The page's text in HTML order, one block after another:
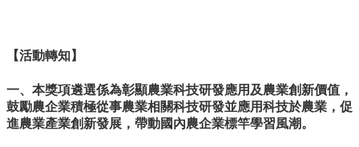
於
們
進
駐
【活動轉知】
一、本獎項遴選係為彰顯農業科技研發應用及農業創新價值，
鼓勵農企業積極從事農業相關科技研發並應用科技於農業，促
進農業產業創新發展，帶動國內農企業標竿學習風潮。